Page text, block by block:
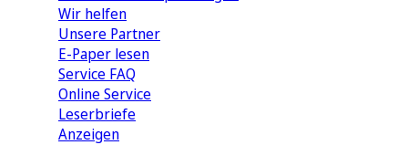
Wir helfen
Unsere Partner
E-Paper lesen
Service FAQ
Online Service
Leserbriefe
Anzeigen